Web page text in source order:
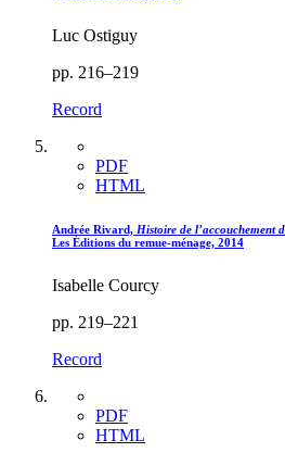
Luc Ostiguy
pp. 216–219
Record
PDF
HTML
Andrée Rivard, Histoire de l’accouchement
Les Éditions du remue-ménage, 2014
Isabelle Courcy
pp. 219–221
Record
PDF
HTML